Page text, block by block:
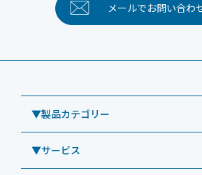
メールでお問い合わ
▼製品カテゴリー
業務用タブレット
▼サービス